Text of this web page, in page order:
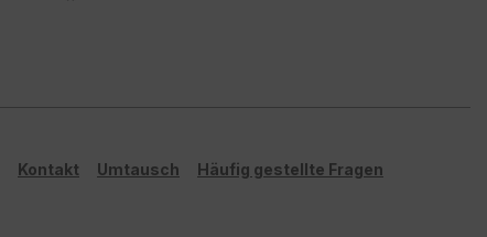
Kontakt Umtausch Häufig gestellte Fragen